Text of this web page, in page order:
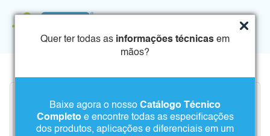
Quer ter todas as informações técnicas em
mãos?
Baixe agora o nosso Catálogo Técnico
Completo e encontre todas as especificações
dos produtos, aplicações e diferenciais em um